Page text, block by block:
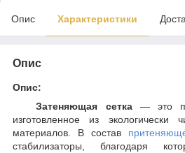
Опис Характеристики
Опис
Опис:
Затеняющая сетка — это
изготовленное из
материалов. В состав
стабилизаторы, благодаря